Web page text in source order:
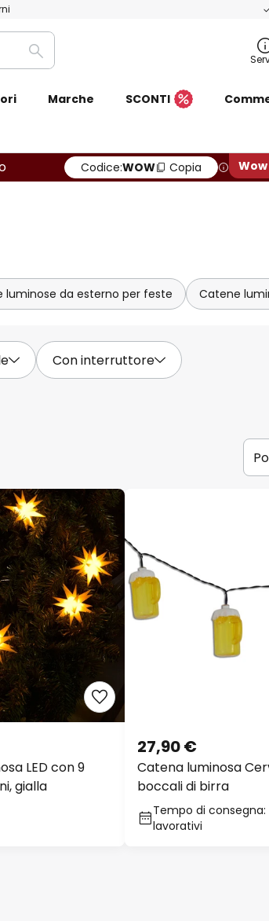
Ricerca
Marche SCONTI
Codice:WOW Copia
luminose da esterno per feste Catene
Con interruttore
LED con 9
gialla
Catena luminosa
boccali di birra
27,90 €
Tempo di consegna:
lavorativi